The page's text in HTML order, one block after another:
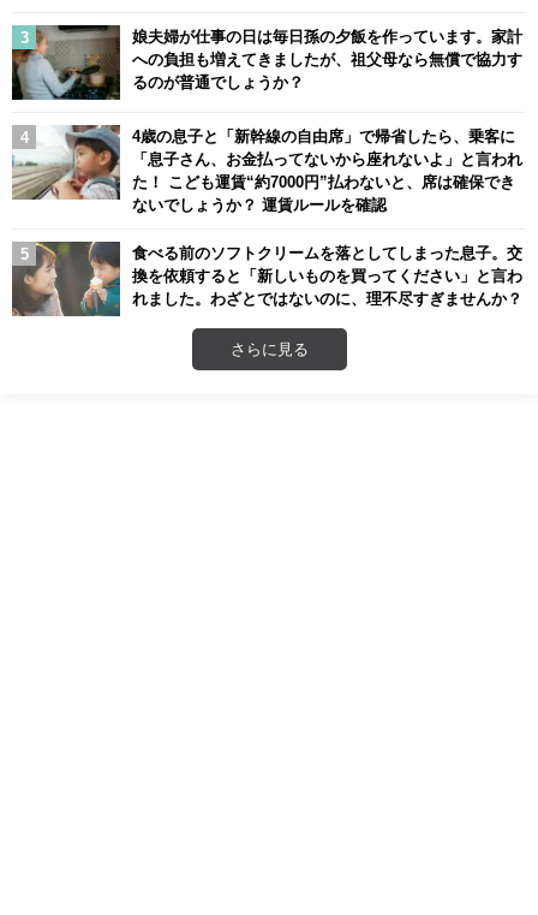
娘夫婦が仕事の日は毎日孫の夕飯を作っています。家計
への負担も増えてきましたが、祖父母なら無償で協力す
るのが普通でしょうか？
4歳の息子と「新幹線の自由席」で帰省したら、乗客に
「息子さん、お金払ってないから座れないよ」と言われ
た！ こども運賃“約7000円”払わないと、席は確保でき
ないでしょうか？ 運賃ルールを確認
食べる前のソフトクリームを落としてしまった息子。交
換を依頼すると「新しいものを買ってください」と言わ
れました。わざとではないのに、理不尽すぎませんか？
さらに見る